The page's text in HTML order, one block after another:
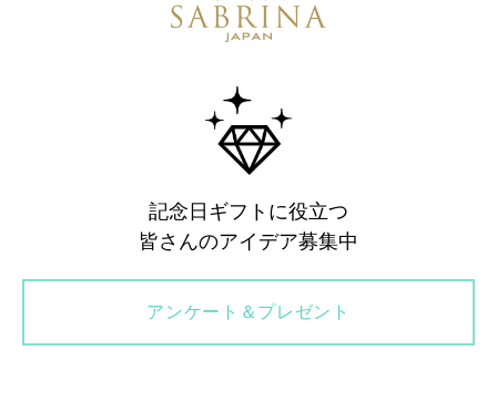
記念日ギフトに役立つ
皆さんのアイデア募集中
アンケート＆プレゼント